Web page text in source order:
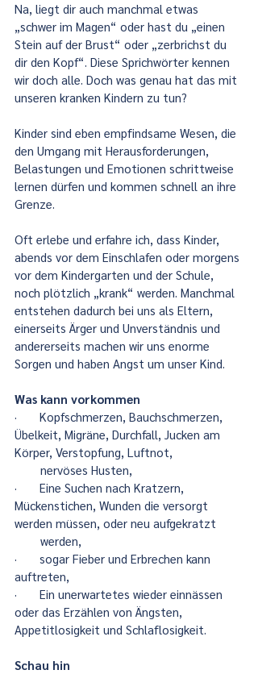
Na, liegt dir auch manchmal etwas
„schwer im Magen“ oder hast du „einen
Stein auf der Brust“ oder „zerbrichst du
dir den Kopf“. Diese Sprichwörter kennen
wir doch alle. Doch was genau hat das mit
unseren kranken Kindern zu tun?
Kinder sind eben empfindsame Wesen, die
den Umgang mit Herausforderungen,
Belastungen und Emotionen schrittweise
lernen dürfen und kommen schnell an ihre
Grenze.
Oft erlebe und erfahre ich, dass Kinder,
abends vor dem Einschlafen oder morgens
vor dem Kindergarten und der Schule,
noch plötzlich „krank“ werden. Manchmal
entstehen dadurch bei uns als Eltern,
einerseits Ärger und Unverständnis und
andererseits machen wir uns enorme
Sorgen und haben Angst um unser Kind.
Was kann vorkommen
·       Kopfschmerzen, Bauchschmerzen,
Übelkeit, Migräne, Durchfall, Jucken am
Körper, Verstopfung, Luftnot,
        nervöses Husten,
·       Eine Suchen nach Kratzern,
Mückenstichen, Wunden die versorgt
werden müssen, oder neu aufgekratzt
        werden,
·       sogar Fieber und Erbrechen kann
auftreten,
·       Ein unerwartetes wieder einnässen
oder das Erzählen von Ängsten,
Appetitlosigkeit und Schlaflosigkeit.
Schau hin